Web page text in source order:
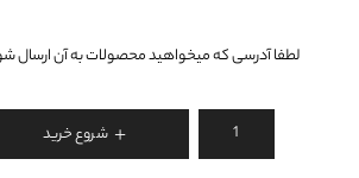
لطفا آدرسی که میخواهید محصولات به آن ارسال
شروع خرید